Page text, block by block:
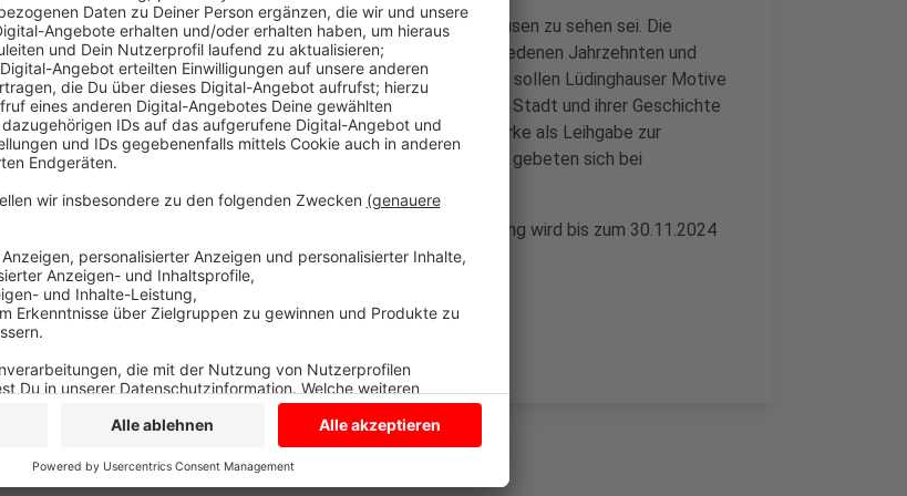
Sie soll im Herbst in einem Jahr in den Räumen der Burg Lüdinghausen zu sehen sei. Die
Ausstellung soll aus Gemälden, Grafiken, Zeichnungen aus verschiedenen Jahrzehnten und
Epochen bestehen. Eines sollen alle Werke gemeinsam haben: Sie sollen Lüdinghauser Motive
und Szenen aufgreifen oder einen anderweitigen engen Bezug zur Stadt und ihrer Geschichte
haben. Die Organisatoren hoffen, dass Lüdinghauser ihre Kunstwerke als Leihgabe zur
Verfügung stellen. Wer sich hierzu näher informieren möchte, wird gebeten sich bei
9489090, wiemann@luedinghausen-marketing.de). Um eine Meldung wird bis zum 30.11.2024
gebeten.
Anzeige